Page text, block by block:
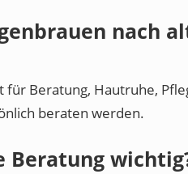
nach
für Beratung, Hautruhe,
beraten werden.